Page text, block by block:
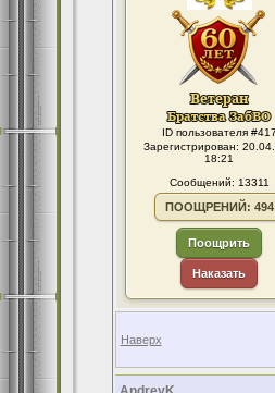
ID пользователя #417
Зарегистрирован:
18:21
Сообщений: 13311
ПООЩРЕНИЙ: 494
Поощрить
Наказать
Наверх